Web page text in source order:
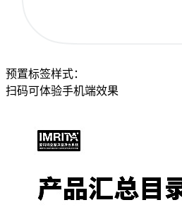
预置标签样式：
扫码可体验手机端效果